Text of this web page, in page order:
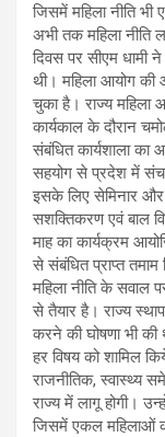
जिसमें महिला नीति भी
अभी तक महिला नीति
दिवस पर सीएम धामी
थी। महिला आयोग की
चुका है। राज्य
कार्यकाल के दौरान
संबंधित कार्यशाला का
सहयोग से प्रदेश में
इसके लिए सेमिनार
सशक्तिकरण एवं बाल
माह का कार्यक्रम
से संबंधित प्राप्त तमाम
महिला नीति के सवाल
से तैयार है। राज्य
करने की घोषणा भी
हर विषय को शामिल
राजनीतिक, स्वास्थ्य
राज्य में लागू होगी।
जिसमें एकल महिलाओं